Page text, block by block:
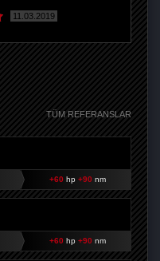
11.03.2019
TÜM REFERANSLAR
+60 hp +90 nm
+60 hp +90 nm